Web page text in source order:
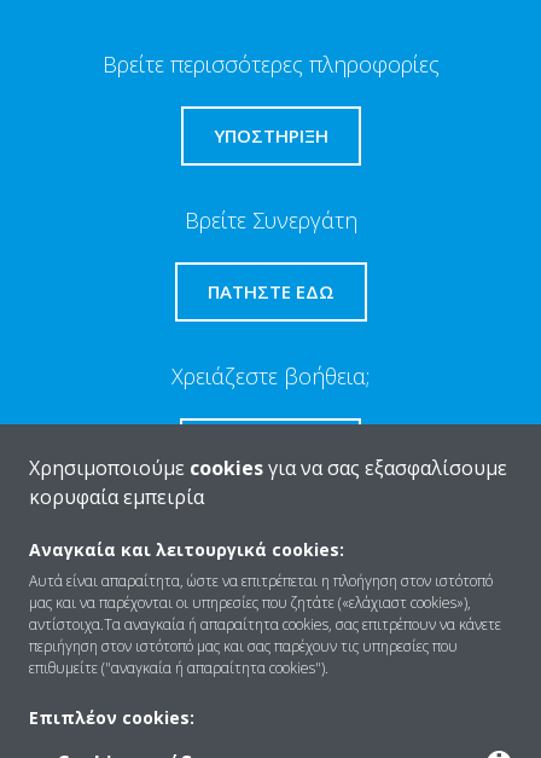
Βρείτε περισσότερες πληροφορίες
ΥΠΟΣΤΗΡΙΞΗ
Βρείτε Συνεργάτη
ΠΑΤΉΣΤΕ ΕΔΏ
Χρειάζεστε βοήθεια;
Ποιοι είμαστε
Λύσεις
Χρησιμοποιούμε cookiesγια να σας εξασφαλίσουμε
κορυφαία εμπειρία
Αναγκαία και λειτουργικά cookies:
Αυτά είναι απαραίτητα, ώστε να επιτρέπεται η πλοήγηση στον ιστότοπό
μας και να παρέχονται οι υπηρεσίες που ζητάτε («ελάχιαστ cookies»),
αντίστοιχα.Τα αναγκαία ή απαραίτητα cookies, σας επιτρέπουν να κάνετε
περιήγηση στον ιστότοπό μας και σας παρέχουν τις υπηρεσίες που
επιθυμείτε ("αναγκαία ή απαραίτητα cookies").
Επιπλέον cookies: